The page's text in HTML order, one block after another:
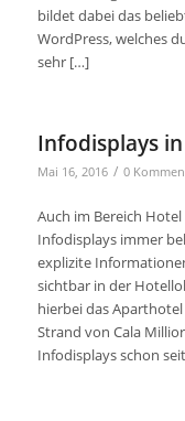
bildet dabei das
WordPress, welches
sehr […]
Infodisplays
Mai 16, 2016 / 0
Auch im Bereich
Infodisplays immer
explizite
sichtbar in der
hierbei das
Strand von Cala
Infodisplays schon